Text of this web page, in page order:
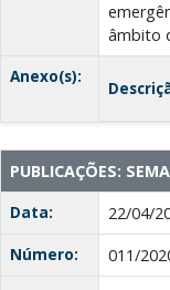
âmbito
Anexo(s):
PUBLICAÇÕES:
Data:
22/04/
Número:
011/